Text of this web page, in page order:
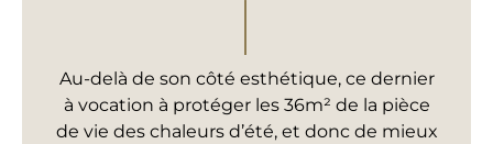
Au-delà de son côté esthétique, ce dernier
à vocation à protéger les 36m² de la pièce
de vie des chaleurs d’été, et donc de mieux